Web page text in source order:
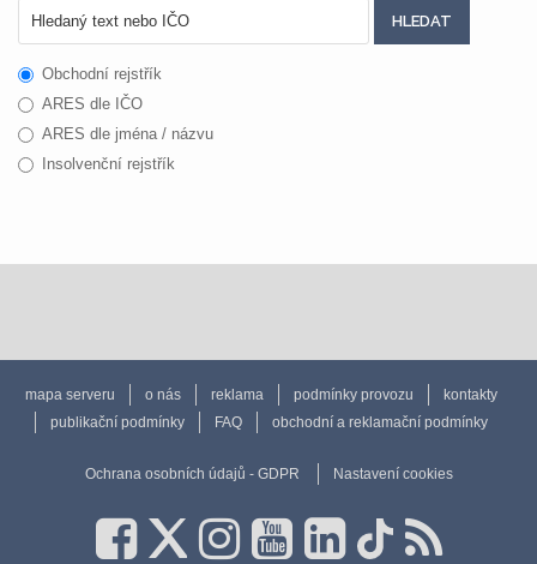
Obchodní rejstřík
ARES dle IČO
ARES dle jména / názvu
Insolvenční rejstřík
mapa serveru o nás reklama podmínky provozu
kontakty
publikační podmínky
FAQ obchodní a reklamační podmínky
Ochrana osobních údajů - GDPR Nastavení cookies